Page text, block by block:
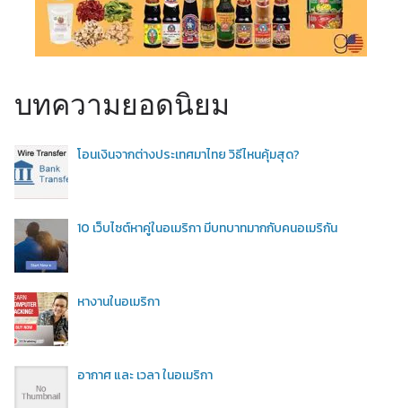
บทความยอดนิยม
โอนเงินจากต่างประเทศมาไทย วิธีไหนคุ้มสุด?
10 เว็บไซต์หาคู่ในอเมริกา มีบทบาทมากกับคนอเมริกัน
หางานในอเมริกา
อากาศ และ เวลา ในอเมริกา